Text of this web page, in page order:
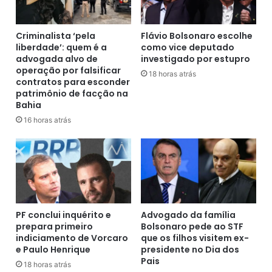
Fonte: Bahia Noticias, (05/10/2020)
o
m
4
2
%
d
a
s
n
t
õ
e
s
d
e
r
a
s
,
o
P
P
e
s
t
i
R
$
9
m
i
l
Criminalista ‘pela
liberdade’: quem é a
advogada alvo de
operação por falsificar
contratos para esconder
patrimônio de facção na
Bahia
16 horas atrás
Flávio Bolsonaro escolhe
como vice deputado
investigado por estupro
18 horas atrás
PF conclui inquérito e
prepara primeiro
indiciamento de Vorcaro
e Paulo Henrique
18 horas atrás
Advogado da família
Bolsonaro pede ao STF
que os filhos visitem ex-
presidente no Dia dos
Pais